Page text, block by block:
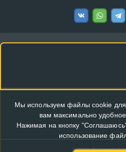
КУПИТЬ РЕКЛАМУ В
Мы используем файлы cookie для
вам максимально удобное
Нажимая на кнопку
использование